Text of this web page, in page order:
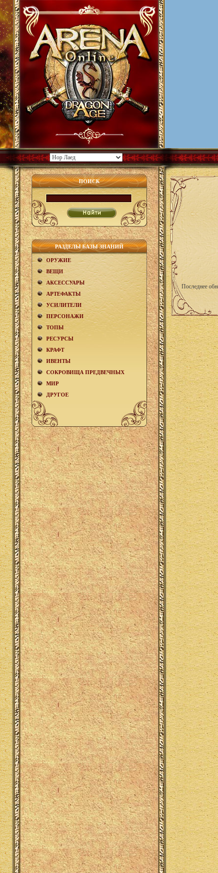
ПОИСК
РАЗДЕЛЫ БАЗЫ ЗНАНИЙ
ОРУЖИЕ
ВЕЩИ
АКCЕСCУАРЫ
АРТЕФАКТЫ
УСИЛИТЕЛИ
ПЕРСОНАЖИ
ТОПЫ
РЕСУРСЫ
КРАФТ
ИВЕНТЫ
СОКРОВИЩА ПРЕДВЕЧНЫХ
МИР
ДРУГОЕ
Последнее